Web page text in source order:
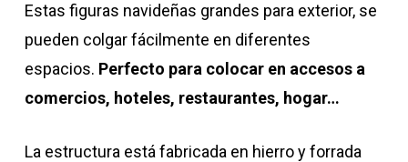
Estas figuras navideñas grandes para exterior, se
pueden colgar fácilmente en diferentes
espacios. Perfecto para colocar en accesos a
comercios, hoteles, restaurantes, hogar…
La estructura está fabricada en hierro y forrada